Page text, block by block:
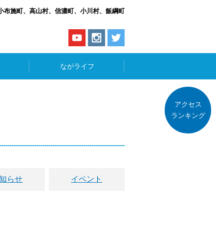
布施町、高山村、信濃町、小川村、飯綱町
ながライフ
らせ イベント
アクセス
ランキング